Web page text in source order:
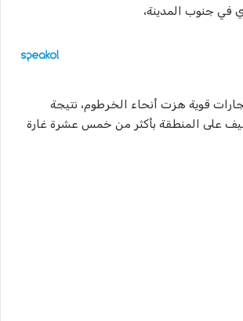
في جنوب المدينة،
قوية هزت أنحاء الخرطوم، نتيجة
على المنطقة بأكثر من خمس عشرة غارة